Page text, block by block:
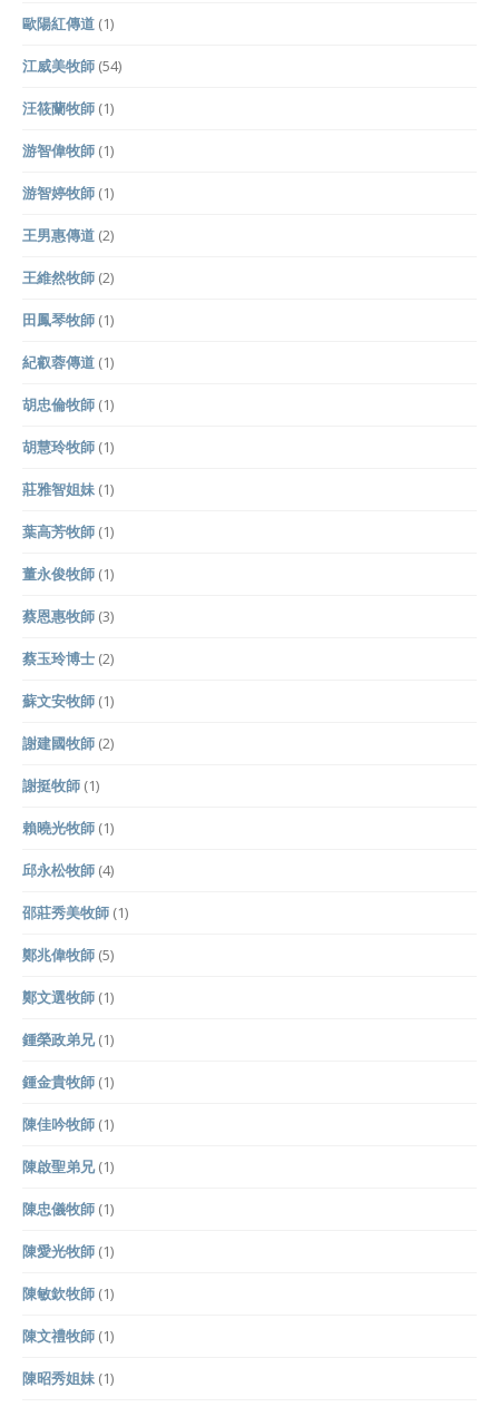
歐陽紅傳道 (1)
江威美牧師 (54)
汪筱蘭牧師 (1)
游智偉牧師 (1)
游智婷牧師 (1)
王男惠傳道 (2)
王維然牧師 (2)
田鳳琴牧師 (1)
紀叡蓉傳道 (1)
胡忠倫牧師 (1)
胡慧玲牧師 (1)
莊雅智姐妹 (1)
葉高芳牧師 (1)
董永俊牧師 (1)
蔡恩惠牧師 (3)
蔡玉玲博士 (2)
蘇文安牧師 (1)
謝建國牧師 (2)
謝挺牧師 (1)
賴曉光牧師 (1)
邱永松牧師 (4)
邵莊秀美牧師 (1)
鄭兆偉牧師 (5)
鄭文選牧師 (1)
鍾榮政弟兄(1)
鍾金貴牧師 (1)
陳佳吟牧師 (1)
陳啟聖弟兄(1)
陳忠儀牧師 (1)
陳愛光牧師 (1)
陳敏欽牧師 (1)
陳文禮牧師 (1)
陳昭秀姐妹 (1)